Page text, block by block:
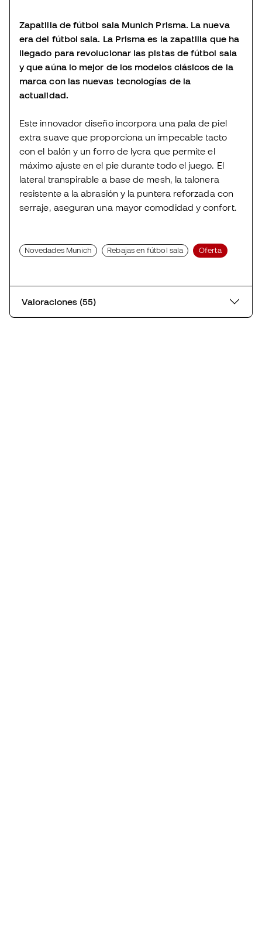
Zapatilla de fútbol sala Munich Prisma. La nueva
era del fútbol sala. La Prisma es la zapatilla que ha
llegado para revolucionar las pistas de fútbol sala
y que aúna lo mejor de los modelos clásicos de la
marca con las nuevas tecnologías de la
actualidad.
Este innovador diseño incorpora una pala de piel
extra suave que proporciona un impecable tacto
con el balón y un forro de lycra que permite el
máximo ajuste en el pie durante todo el juego. El
lateral transpirable a base de mesh, la talonera
resistente a la abrasión y la puntera reforzada con
serraje, aseguran una mayor comodidad y confort.
Novedades Munich Rebajas en fútbol sala Oferta
Valoraciones (55)